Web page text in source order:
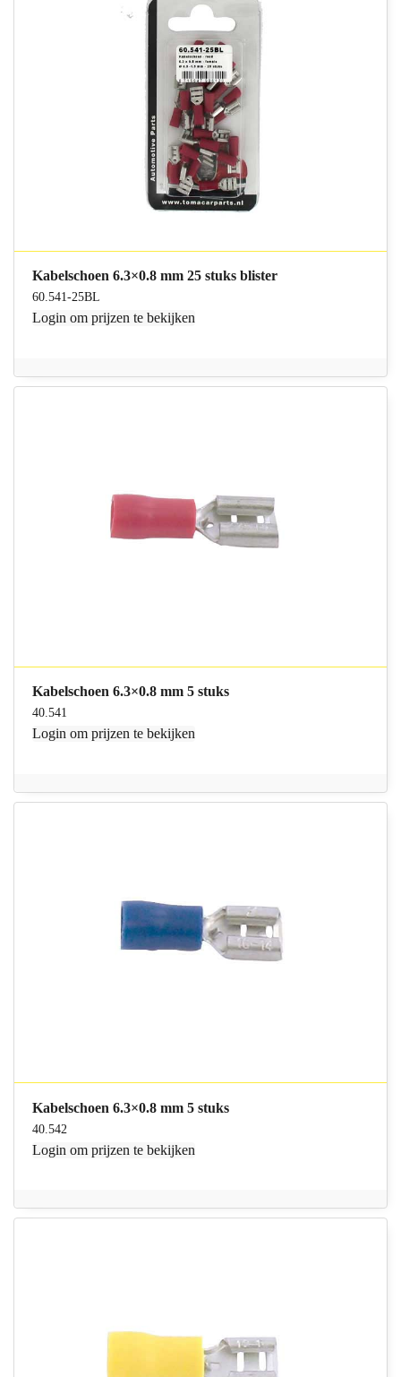
Kabelschoen 6.3×0.8 mm 25 stuks blister
60.541-25BL
Login om prijzen te bekijken
Kabelschoen 6.3×0.8 mm 5 stuks
40.541
Login om prijzen te bekijken
Kabelschoen 6.3×0.8 mm 5 stuks
40.542
Login om prijzen te bekijken